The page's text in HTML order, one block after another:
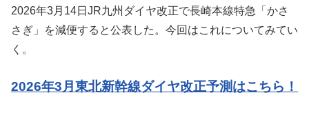
2026年3月14日JR九州ダイヤ改正で長崎本線特急「かさ
さぎ」を減便すると公表した。今回はこれについてみてい
く。
2026年3月東北新幹線ダイヤ改正予測はこちら！